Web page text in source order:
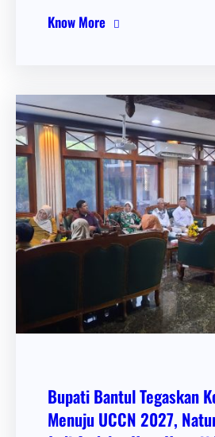
Know More
Bupati Bantul Tegaskan
Menuju UCCN 2027,